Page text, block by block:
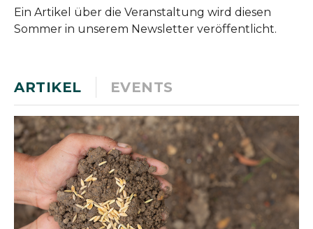
Ein Artikel über die Veranstaltung wird diesen
Sommer in unserem Newsletter veröffentlicht.
ARTIKEL EVENTS